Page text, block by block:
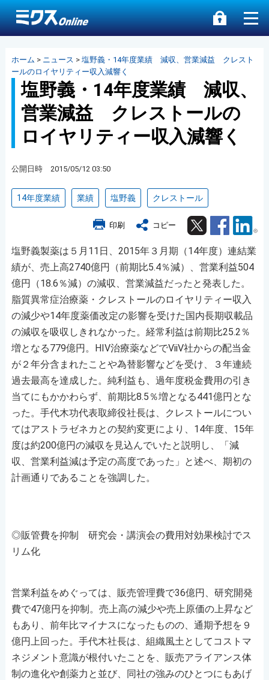
ホーム > ニュース > 塩野義・14年度業績 減収、営業減益 クレスト
ールのロイヤリティー収入減響く
塩野義・14年度業績 減収、
営業減益 クレストールの
ロイヤリティー収入減響く
公開日時 2015/05/12 03:50
14年度業績 業績 塩野義 クレストール
印刷 コピー Twitter Facebook
塩野義製薬は５月11日、2015年３月期（14年度）連結業
績が、売上高2740億円（前期比5.4％減）、営業利益504
億円（18.6％減）の減収、営業減益だったと発表した。
脂質異常症治療薬・クレストールのロイヤリティー収入
の減少や14年度薬価改定の影響を受けた国内長期収載品
の減収を吸収しきれなかった。経常利益は前期比25.2％
増となる779億円。HIV治療薬などでViiV社からの配当金
が２年分含まれたことや為替影響などを受け、３年連続
過去最高を達成した。純利益も、過年度税金費用の引き
当てにもかかわらず、前期比8.5％増となる441億円とな
った。手代木功代表取締役社長は、クレストールについ
てはアストラゼネカとの契約変更により、14年度、15年
度は約200億円の減収を見込んでいたと説明し、「減
収、営業利益減は予定の高度であった」と述べ、期初の
計画通りであることを強調した。
◎販管費を抑制 研究会・講演会の費用対効果検討でス
リム化
営業利益をめぐっては、販売管理費で36億円、研究開発
費で47億円を抑制。売上高の減少や売上原価の上昇など
もあり、前年比マイナスになったものの、通期予想を９
億円上回った。手代木社長は、組織風土としてコストマ
ネジメント意識が根付いたことを、販売アライアンス体
制の進化や創薬力と並び、同社の強みのひとつにもあげ